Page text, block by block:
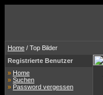
Home / Top Bilder
Registrierte Benutzer
» Home
» Suchen
» Password vergessen